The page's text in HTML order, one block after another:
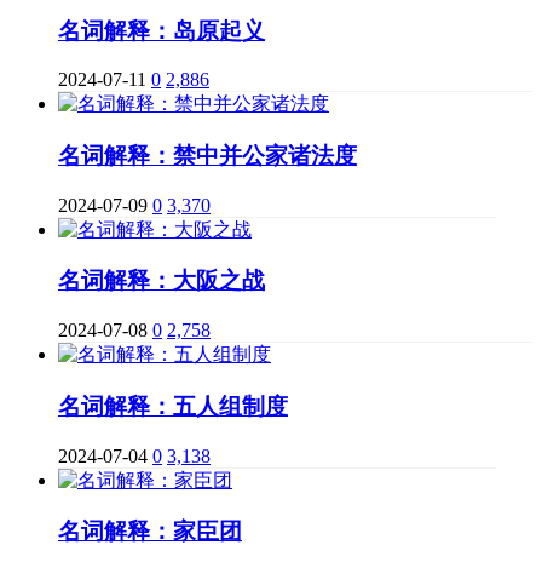
名词解释：岛原起义
2024-07-11 0 2,886
名词解释：禁中并公家诸法度
2024-07-09 0 3,370
名词解释：大阪之战
2024-07-08 0 2,758
名词解释：五人组制度
2024-07-04 0 3,138
名词解释：家臣团